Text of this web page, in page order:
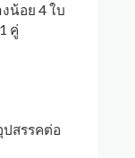
น้อย 4 ใบ
คู่
สรรคต่อ